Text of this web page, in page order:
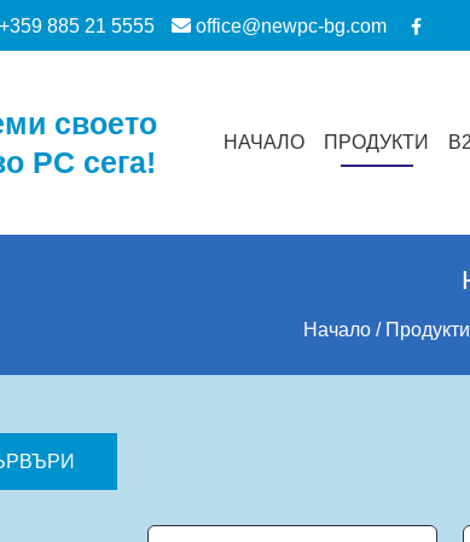
+359 885 21 5555 office@newpc-bg.com
своето
PC сега!
НАЧАЛО ПРОДУКТИ
Начало Продукти